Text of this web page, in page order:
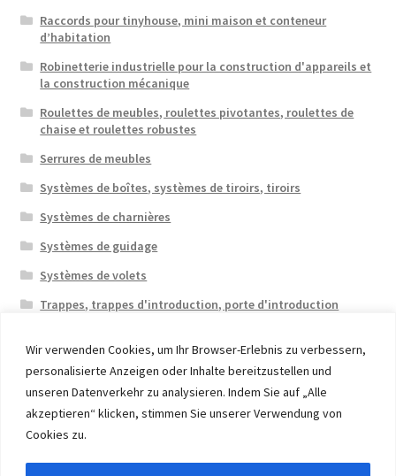
Wir verwenden Cookies, um Ihr Browser-Erlebnis zu verbessern,
personalisierte Anzeigen oder Inhalte bereitzustellen und
unseren Datenverkehr zu analysieren. Indem Sie auf „Alle
akzeptieren“ klicken, stimmen Sie unserer Verwendung von
Cookies zu.
Raccords pour tinyhouse, mini maison et conteneur
d’habitation
Robinetterie industrielle pour la construction d'appareils et
la construction mécanique
Roulettes de meubles, roulettes pivotantes, roulettes de
chaise et roulettes robustes
Serrures de meubles
Systèmes de boîtes, systèmes de tiroirs, tiroirs
Systèmes de charnières
Systèmes de guidage
Systèmes de volets
Trappes, trappes d'introduction, porte d'introduction
© 2026 Eruon Trade UG, Germany, member of the ERUON